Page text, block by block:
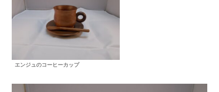
エンジュのコーヒーカップ